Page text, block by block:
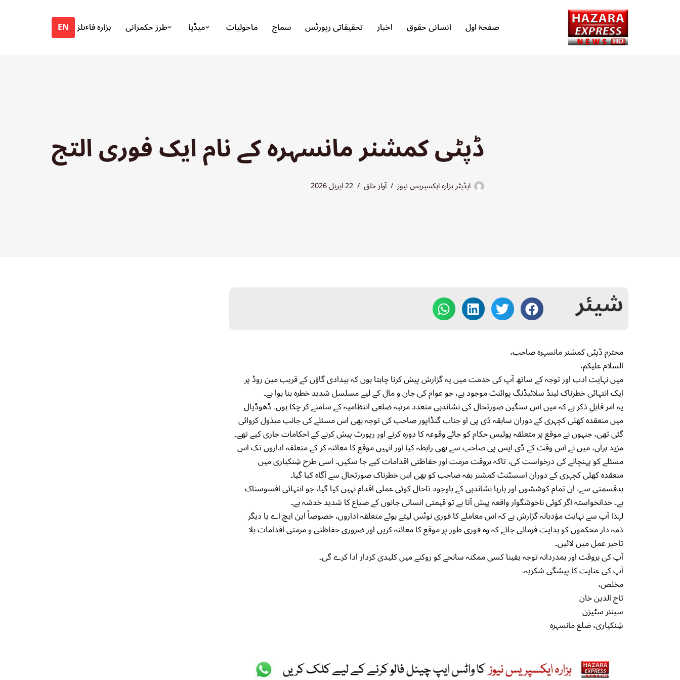
صفحۂ اول انسانی حقوق اخبار تحقیقاتی رپورٹس سماج ماحولیات میڈیا طرز حکمرانی ہزارہ فاٸلز EN
ڈپٹی کمشنر مانسہرہ کے نام ایک فوری التج
ایڈیٹر ہزارہ ایکسپریس نیوز آواز خلق 22 اپریل 2026
شیئر
محترم ڈپٹی کمشنر مانسہرہ صاحب،
السلام علیکم،
میں نہایت ادب اور توجہ کے ساتھ آپ کی خدمت میں یہ گزارش پیش کرنا چاہتا ہوں کہ بیدادی گاؤں کے قریب مین روڈ پر
ایک انتہائی خطرناک لینڈ سلائیڈنگ پوائنٹ موجود ہے، جو عوام کی جان و مال کے لیے مسلسل شدید خطرہ بنا ہوا ہے۔
یہ امر قابلِ ذکر ہے کہ میں اس سنگین صورتحال کی نشاندہی متعدد مرتبہ ضلعی انتظامیہ کے سامنے کر چکا ہوں۔ ڈھوڈیال
میں منعقدہ کھلی کچہری کے دوران سابقہ ڈی پی او جناب گنڈاپور صاحب کی توجہ بھی اس مسئلے کی جانب مبذول کروائی
گئی تھی، جنہوں نے موقع پر متعلقہ پولیس حکام کو جائے وقوعہ کا دورہ کرنے اور رپورٹ پیش کرنے کے احکامات جاری کیے تھے۔
مزید برآں، میں نے اس وقت کے ڈی ایس پی صاحب سے بھی رابطہ کیا اور انہیں موقع کا معائنہ کر کے متعلقہ اداروں تک اس
مسئلے کو پہنچانے کی درخواست کی، تاکہ بروقت مرمت اور حفاظتی اقدامات کیے جا سکیں۔ اسی طرح شِنکیاری میں
منعقدہ کھلی کچہری کے دوران اسسٹنٹ کمشنر بفہ صاحب کو بھی اس خطرناک صورتحال سے آگاہ کیا گیا۔
بدقسمتی سے، ان تمام کوششوں اور بارہا نشاندہی کے باوجود تاحال کوئی عملی اقدام نہیں کیا گیا، جو انتہائی افسوسناک
ہے۔ خدانخواستہ اگر کوئی ناخوشگوار واقعہ پیش آتا ہے تو قیمتی انسانی جانوں کے ضیاع کا شدید خدشہ ہے۔
لہٰذا آپ سے نہایت مؤدبانہ گزارش ہے کہ اس معاملے کا فوری نوٹس لیتے ہوئے متعلقہ اداروں، خصوصاً این ایچ اے یا دیگر
ذمہ دار محکموں کو ہدایت فرمائی جائے کہ وہ فوری طور پر موقع کا معائنہ کریں اور ضروری حفاظتی و مرمتی اقدامات بلا
تاخیر عمل میں لائیں۔
آپ کی بروقت اور ہمدردانہ توجہ یقینا کسی ممکنہ سانحے کو روکنے میں کلیدی کردار ادا کرے گی۔
آپ کی عنایت کا پیشگی شکریہ۔
مخلص،
تاج الدین خان
سینئر سٹیزن
شِنکیاری، ضلع مانسہرہ